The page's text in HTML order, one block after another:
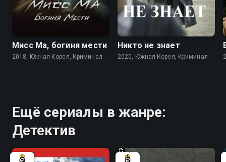
7.1
Мисс Ма, богиня мести
2018, Южная Корея, Криминал
7.7 7.8
Никто не знает
2020, Южная Корея, Криминал
Ещё сериалы в жанре:
Детектив